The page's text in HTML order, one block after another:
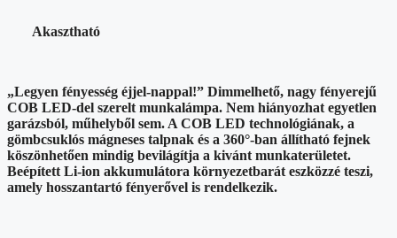
Akasztható
„Legyen fényesség éjjel-nappal!” Dimmelhető, nagy fényerejű
COB LED-del szerelt munkalámpa. Nem hiányozhat egyetlen
garázsból, műhelyből sem. A COB LED technológiának, a
gömbcsuklós mágneses talpnak és a 360°-ban állítható fejnek
köszönhetően mindig bevilágítja a kivánt munkaterületet.
Beépített Li-ion akkumulátora környezetbarát eszközzé teszi,
amely hosszantartó fényerővel is rendelkezik.